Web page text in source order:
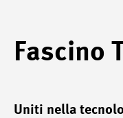
Fascino
Uniti nella